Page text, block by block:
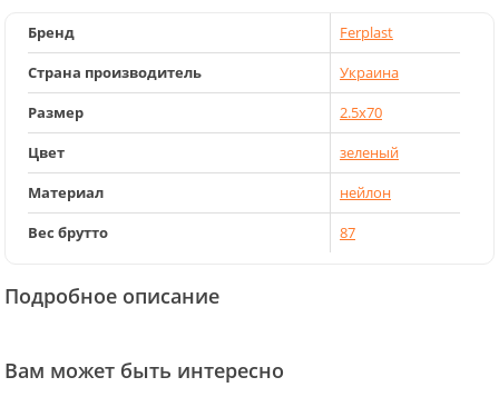
Бренд
Ferplast
Страна производитель
Украина
Размер
2.5x70
Цвет
зеленый
Материал
нейлон
Вес брутто
87
Подробное описание
Вам может быть интересно